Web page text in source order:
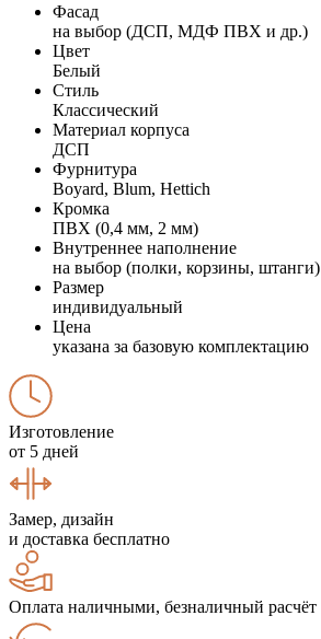
Фасад
на выбор (ДСП, МДФ ПВХ и др.)
Цвет
Белый
Стиль
Классический
Материал корпуса
ДСП
Фурнитура
Boyard, Blum, Hettich
Кромка
ПВХ (0,4 мм, 2 мм)
Внутреннее наполнение
на выбор (полки, корзины, штанги)
Размер
индивидуальный
Цена
указана за базовую комплектацию
Изготовление
от 5 дней
Замер, дизайн
и доставка бесплатно
Оплата наличными, безналичный расчёт